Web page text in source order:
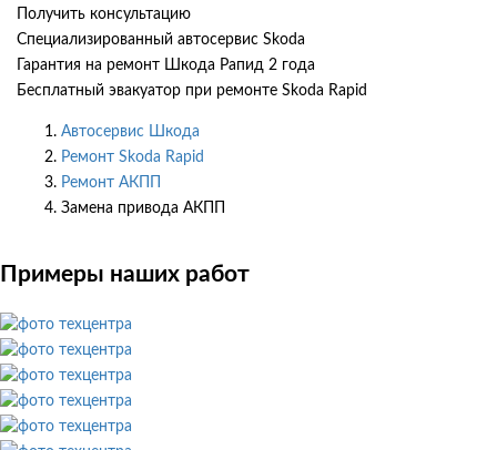
Получить консультацию
Специализированный автосервис Skoda
Гарантия на ремонт Шкода Рапид 2 года
Бесплатный эвакуатор при ремонте Skoda Rapid
Автосервис Шкода
Ремонт Skoda Rapid
Ремонт АКПП
Замена привода АКПП
Примеры наших работ